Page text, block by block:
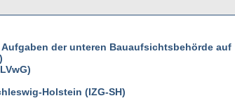
der unteren Bauaufsichtsbehörde auf
Holstein (IZG-SH)